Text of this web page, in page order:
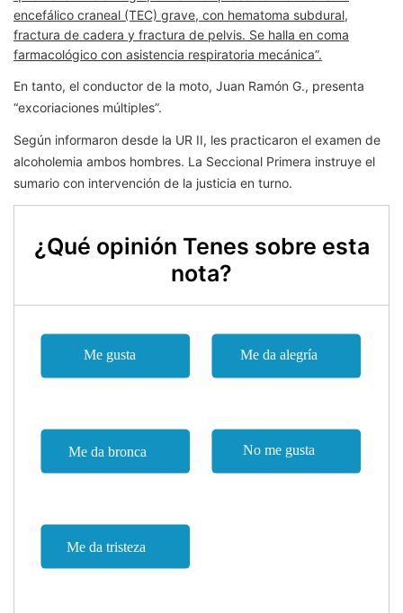
encefálico craneal (TEC) grave, con hematoma subdural,
fractura de cadera y fractura de pelvis. Se halla en coma
farmacológico con asistencia respiratoria mecánica”.
En tanto, el conductor de la moto, Juan Ramón G., presenta
“excoriaciones múltiples”.
Según informaron desde la UR II, les practicaron el examen de
alcoholemia ambos hombres. La Seccional Primera instruye el
sumario con intervención de la justicia en turno.
¿Qué opinión Tenes sobre esta
nota?